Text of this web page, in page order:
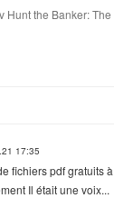
the Banker:
17:35
fichiers pdf gratuits
Il était une voix...